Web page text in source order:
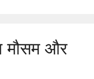
मौसम और